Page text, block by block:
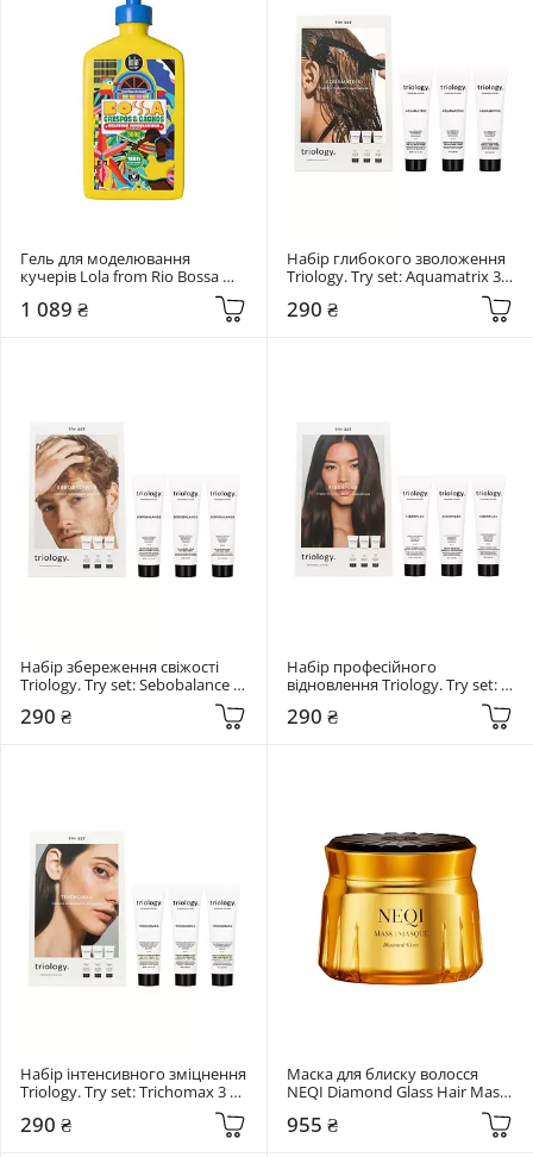
Гель для моделювання
кучерів Lola from Rio Bossa
1 089 ₴
Набір глибокого зволоження
Triology. Try set: Aquamatrix 3
290 ₴
Набір збереження свіжості
Triology. Try set: Sebobalance 3
290 ₴
Набір професійного
відновлення Triology. Try set:
290 ₴
Набір інтенсивного зміцнення
Triology. Try set: Trichomax 3
290 ₴
Маска для блиску волосся
NEQI Diamond Glass Hair Mask
955 ₴